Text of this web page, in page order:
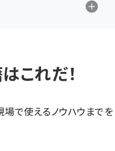
これだ！
場で使えるノウハウまでを